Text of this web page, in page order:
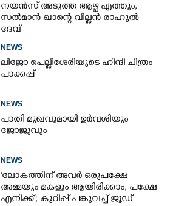
നയൻസ് അടുത്ത ആഴ്ച എത്തും,
സൽമാൻ ഖാന്റെ വില്ലൻ രാഹുൽ
ദേവ്
NEWS
ലിജോ പെല്ലിശേരിയുടെ ഹിന്ദി ചിത്രം
പാക്കപ്പ്
NEWS
പാതി മുഖവുമായി ഉർവശിയും
ജോജുവും
NEWS
'ലോകത്തിന് അവർ ഒരുപക്ഷേ
അമ്മയും മകളും ആയിരിക്കാം, പക്ഷേ
എനിക്ക്'; കുറിപ്പ് പങ്കുവച്ച് ജൂഡ്